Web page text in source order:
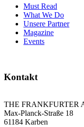
Must Read
What We Do
Unsere Partner
Magazine
Events
Kontakt
THE FRANKFURTER
Max-Planck-Straße 18
61184 Karben